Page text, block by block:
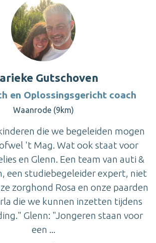
Gutschoven
en Oplossingsgericht coach
Waanrode (9km)
die we begeleiden mogen
't Mag. Wat ook staat voor
en Glenn. Een team van auti &
een studiebegeleider expert, niet
zorghond Rosa en onze paarden
die we kunnen inzetten tijdens
Glenn: "Jongeren staan voor
een ...